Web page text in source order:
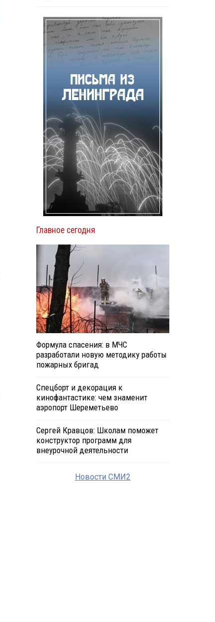
Главное сегодня
Формула спасения: в МЧС
разработали новую методику работы
пожарных бригад
Спецборт и декорация к
кинофантастике: чем знаменит
аэропорт Шереметьево
Сергей Кравцов: Школам поможет
конструктор программ для
внеурочной деятельности
Новости СМИ2